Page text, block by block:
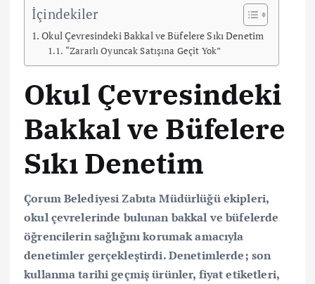
İçindekiler
Okul Çevresindeki Bakkal ve Büfelere Sıkı Denetim
“Zararlı Oyuncak Satışına Geçit Yok”
Okul Çevresindeki
Bakkal ve Büfelere
Sıkı Denetim
Çorum Belediyesi Zabıta Müdürlüğü ekipleri,
okul çevrelerinde bulunan bakkal ve büfelerde
öğrencilerin sağlığını korumak amacıyla
denetimler gerçekleştirdi. Denetimlerde; son
kullanma tarihi geçmiş ürünler, fiyat etiketleri,